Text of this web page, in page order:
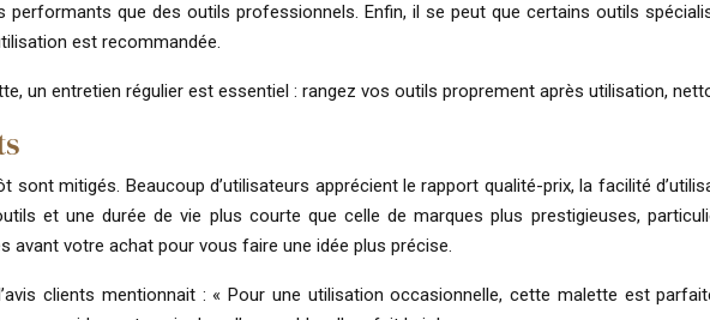
que des outils professionnels. Enfin, il se peut que certains outils
est recommandée.
un entretien régulier est essentiel : rangez vos outils proprement après utilisation,
sont mitigés. Beaucoup d’utilisateurs apprécient le rapport qualité-prix, la facilité
et une durée de vie plus courte que celle de marques plus prestigieuses,
votre achat pour vous faire une idée plus précise.
clients mentionnait : « Pour une utilisation occasionnelle, cette malette est